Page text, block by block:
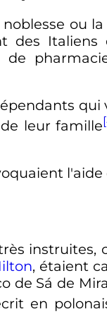
ou
des Italiens
de
qui
leur famille
l'aide
instruites,
, étaient
de Sá de
en